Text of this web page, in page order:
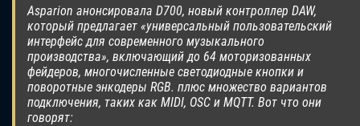
Asparion анонсировала D700, новый контроллер DAW,
который предлагает «универсальный пользовательский
интерфейс для современного музыкального
производства», включающий до 64 моторизованных
фейдеров, многочисленные светодиодные кнопки и
поворотные энкодеры RGB. плюс множество вариантов
подключения, таких как MIDI, OSC и MQTT. Вот что они
говорят: